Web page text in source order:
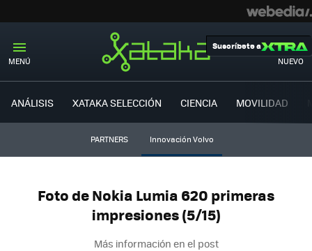
MENÚ NUEVO
Suscríbete a
ANÁLISIS XATAKA SELECCIÓN CIENCIA MOVILIDAD
PARTNERS Innovación Volvo
Foto de Nokia Lumia 620 primeras
impresiones (5/15)
Más información en el post